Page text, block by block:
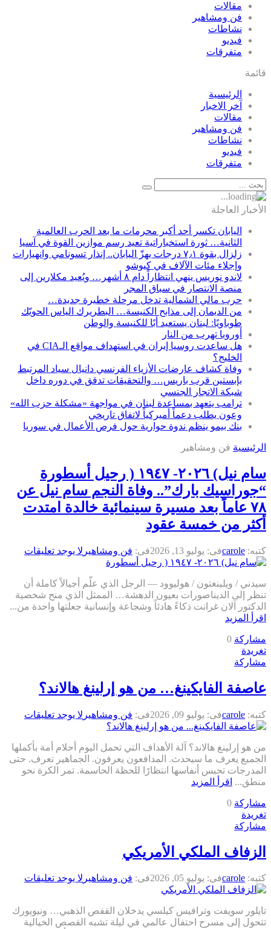
مقالات
فن ومشاهير
نشاطات
فيديو
متفرقات
قائمة
الرئيسية
آخر الاخبار
مقالات
فن ومشاهير
نشاطات
فيديو
متفرقات
الأخبار العاجلة
اليابان تكسر أحد أكبر محرمات ما بعد الحرب العالمية
الثانية… ثورة استخباراتية تعيد رسم موازين القوة في آسيا
زلزال بقوة ٧٫١ درجات يهزّ اليابان.. إنذار تسونامي وانهيارات
وإجلاء مئات الآلاف في كيوشو
لاندو نوريس ينهي انتظاراً دام ٨ أشهر… ويُعيد مكلارين إلى
منصة الانتصار في سباق المجر
حرب مالي الشمالية تدخل مرحلة خطيرة جديدة…
من الديمان إلى مذابح الكنيسة… البطريرك الياس الحويّك
طوباويًا: لبنان يستعيد أبًا للكنيسة والوطن
أوروبا تهرب من النار
هل ساعدت روسيا إيران في استهداف مواقع الـCIA في
الخليج؟
وفاة كشاف عارضات الأزياء الفرنسي دانيال سياد المرتبط
بإبستين قرب باريس… والتحقيقات تدقق في دوره داخل
شبكة الاتجار الجنسي
ترامب يتعهد بمساعدة لبنان في مواجهة «مشكلة حزب الله»
وعون يطلب دعماً أميركياً لاتفاق تاريخي
بنك بيمو ينظم ندوة حوارية حول فرص الأعمال في سوريا
الرئيسية فن ومشاهير
سام نيل) ٢٠٢٦- ١٩٤٧ ( رحيل أسطورة
“جوراسيك بارك”.. وفاة النجم سام نيل عن
٧٨ عاماً بعد مسيرة سينمائية خالدة امتدت
أكثر من خمسة عقود
كتبه: caroleفى: يوليو 13, 2026 فى: فن ومشاهير لا يوجد تعليقات
سيدني / ويلينغتون / هوليوود — الرجل الذي علّم أجيالاً كاملة أن
تنظر إلى الديناصورات بعيون الدهشة… الممثل الذي منح شخصية
الدكتور آلان غرانت ذكاءً هادئاً وشجاعة وإنسانية جعلتها واحدة من...
اقرأ المزيد
مشاركة 0
تغريدة
مشاركة
عاصفة الفايكينغ… من هو إرلينغ هالاند؟
كتبه: caroleفى: يوليو 09, 2026 فى: فن ومشاهير لا يوجد تعليقات
من هو إرلينغ هالاند؟ آلة الأهداف التي تحمل اليوم أحلام أمة بأكملها
الجميع يعرف ما سيحدث. المدافعون يعرفون. الجماهير تعرف. حتى
المدرجات تحبس أنفاسها انتظارًا للحظة الحاسمة. تمر الكرة نحو
منطق... اقرأ المزيد
مشاركة 0
تغريدة
مشاركة
الزفاف الملكي الأمريكي
كتبه: caroleفى: يوليو 05, 2026 فى: فن ومشاهير لا يوجد تعليقات
تايلور سويفت وترافيس كيلسي يدخلان القفص الذهبي… ونيويورك
تتحول إلى مسرح احتفال عالمي في ليلة تشبه القصص الخيالية